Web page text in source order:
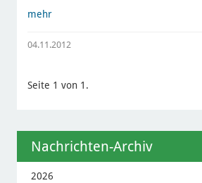
mehr
04.11.2012
Seite 1 von 1.
Nachrichten-Archiv
2026